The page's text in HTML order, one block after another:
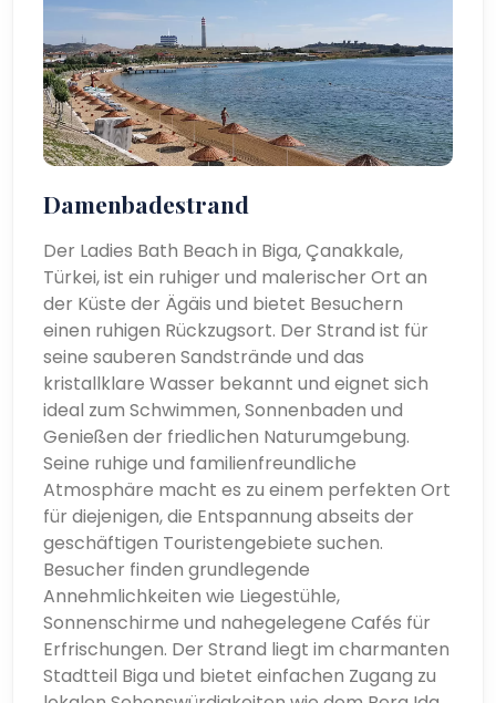
Damenbadestrand
Der Ladies Bath Beach in Biga, Çanakkale,
Türkei, ist ein ruhiger und malerischer Ort an
der Küste der Ägäis und bietet Besuchern
einen ruhigen Rückzugsort. Der Strand ist für
seine sauberen Sandstrände und das
kristallklare Wasser bekannt und eignet sich
ideal zum Schwimmen, Sonnenbaden und
Genießen der friedlichen Naturumgebung.
Seine ruhige und familienfreundliche
Atmosphäre macht es zu einem perfekten Ort
für diejenigen, die Entspannung abseits der
geschäftigen Touristengebiete suchen.
Besucher finden grundlegende
Annehmlichkeiten wie Liegestühle,
Sonnenschirme und nahegelegene Cafés für
Erfrischungen. Der Strand liegt im charmanten
Stadtteil Biga und bietet einfachen Zugang zu